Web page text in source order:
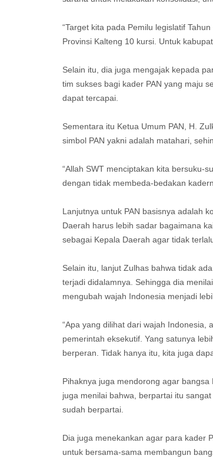
“Target kita pada Pemilu legislatif
Provinsi Kalteng 10 kursi. Untuk
Selain itu, dia juga mengajak kepada
tim sukses bagi kader PAN yang maju
dapat tercapai.
Sementara itu Ketua Umum PAN, H.
simbol PAN yakni adalah matahari,
“Allah SWT menciptakan kita bersuku-
dengan tidak membeda-bedakan
Lanjutnya untuk PAN basisnya adalah
Daerah harus lebih sadar bagaimana
sebagai Kepala Daerah agar tidak
Selain itu, lanjut Zulhas bahwa tidak
terjadi didalamnya. Sehingga dia
mengubah wajah Indonesia menjadi
“Apa yang dilihat dari wajah Indonesia,
pemerintah eksekutif. Yang satunya
berperan. Tidak hanya itu, kita juga
Pihaknya juga mendorong agar
juga menilai bahwa, berpartai itu
sudah berpartai.
Dia juga menekankan agar para kader
untuk bersama-sama membangun